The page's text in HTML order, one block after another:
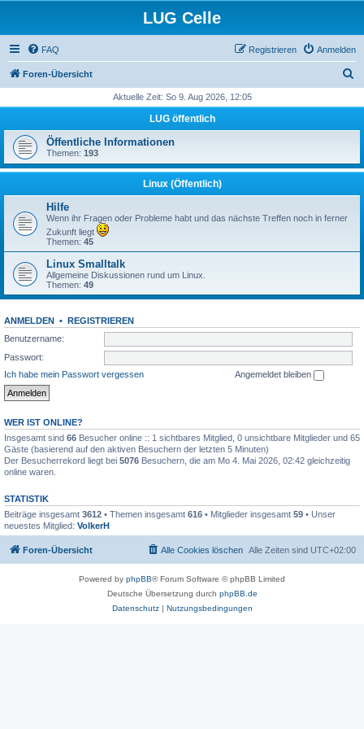
LUG Celle
FAQ Anmelden
Registrieren
Foren-Übersicht
h
Aktuelle Zeit: So 9. Aug 2026, 12:05
LUG öffentlich
Öffentliche Informationen
Themen: 193
Linux (Öffentlich)
Hilfe
Wenn ihr Fragen oder Probleme habt und das nächste Treffen noch in ferner
Zukunft liegt
Themen: 45
Linux Smalltalk
Allgemeine Diskussionen rund um Linux.
Themen: 49
ANMELDEN • REGISTRIEREN
Benutzername:
Passwort:
Ich habe mein Passwort vergessen
Angemeldet bleiben
WER IST ONLINE?
Insgesamt sind 66 Besucher online :: 1 sichtbares Mitglied, 0 unsichtbare Mitglieder und 65
Gäste (basierend auf den aktiven Besuchern der letzten 5 Minuten)
Der Besucherrekord liegt bei 5076 Besuchern, die am Mo 4. Mai 2026, 02:42 gleichzeitig
online waren.
STATISTIK
Beiträge insgesamt 3612 • Themen insgesamt 616 • Mitglieder insgesamt 59 • Unser
neuestes Mitglied: VolkerH
Foren-Übersicht Alle Zeiten sind UTC+02:00
Alle Cookies löschen
Powered by phpBB® Forum Software © phpBB Limited
Deutsche Übersetzung durch phpBB.de
Datenschutz| Nutzungsbedingungen